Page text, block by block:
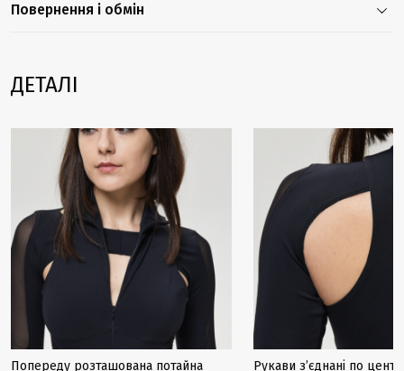
Повернення і обмін
ДЕТАЛІ
Попереду розташована потайна
Рукави з’єднані по